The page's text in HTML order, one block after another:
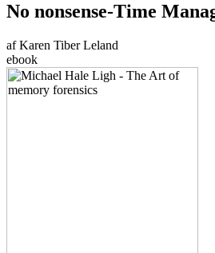
No nonsense-Time
af Karen Tiber Leland
ebook